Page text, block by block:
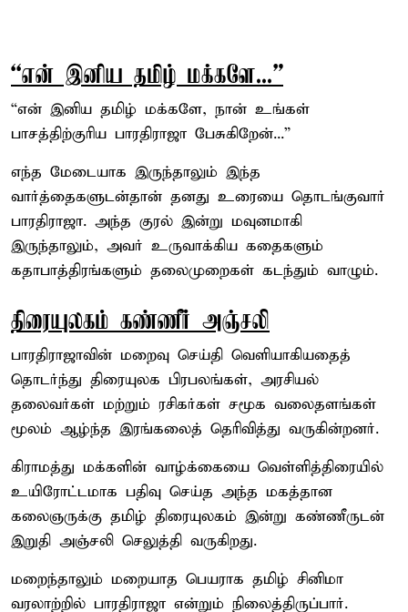
“என் இனிய தமிழ் மக்களே...”
“என் இனிய தமிழ் மக்களே, நான் உங்கள்
பாசத்திற்குரிய பாரதிராஜா பேசுகிறேன்...”
எந்த மேடையாக இருந்தாலும் இந்த
வார்த்தைகளுடன்தான் தனது உரையை தொடங்குவார்
பாரதிராஜா. அந்த குரல் இன்று மவுனமாகி
இருந்தாலும், அவர் உருவாக்கிய கதைகளும்
கதாபாத்திரங்களும் தலைமுறைகள் கடந்தும் வாழும்.
திரையுலகம் கண்ணீர் அஞ்சலி
பாரதிராஜாவின் மறைவு செய்தி வெளியாகியதைத்
தொடர்ந்து திரையுலக பிரபலங்கள், அரசியல்
தலைவர்கள் மற்றும் ரசிகர்கள் சமூக வலைதளங்கள்
மூலம் ஆழ்ந்த இரங்கலைத் தெரிவித்து வருகின்றனர்.
கிராமத்து மக்களின் வாழ்க்கையை வெள்ளித்திரையில்
உயிரோட்டமாக பதிவு செய்த அந்த மகத்தான
கலைஞருக்கு தமிழ் திரையுலகம் இன்று கண்ணீருடன்
இறுதி அஞ்சலி செலுத்தி வருகிறது.
மறைந்தாலும் மறையாத பெயராக தமிழ் சினிமா
வரலாற்றில் பாரதிராஜா என்றும் நிலைத்திருப்பார்.